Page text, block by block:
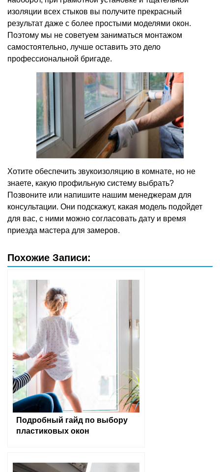
изоляции всех стыков вы получите прекрасный
результат даже с более простыми моделями окон.
Поэтому мы не советуем заниматься монтажом
самостоятельно, лучше оставить это дело
профессиональной бригаде.
Хотите обеспечить звукоизоляцию в комнате, но не
знаете, какую профильную систему выбрать?
Позвоните или напишите нашим менеджерам для
консультации. Они подскажут, какая модель подойдет
для вас, с ними можно согласовать дату и время
приезда мастера для замеров.
Похожие Записи:
Подробный гайд по выбору
пластиковых окон